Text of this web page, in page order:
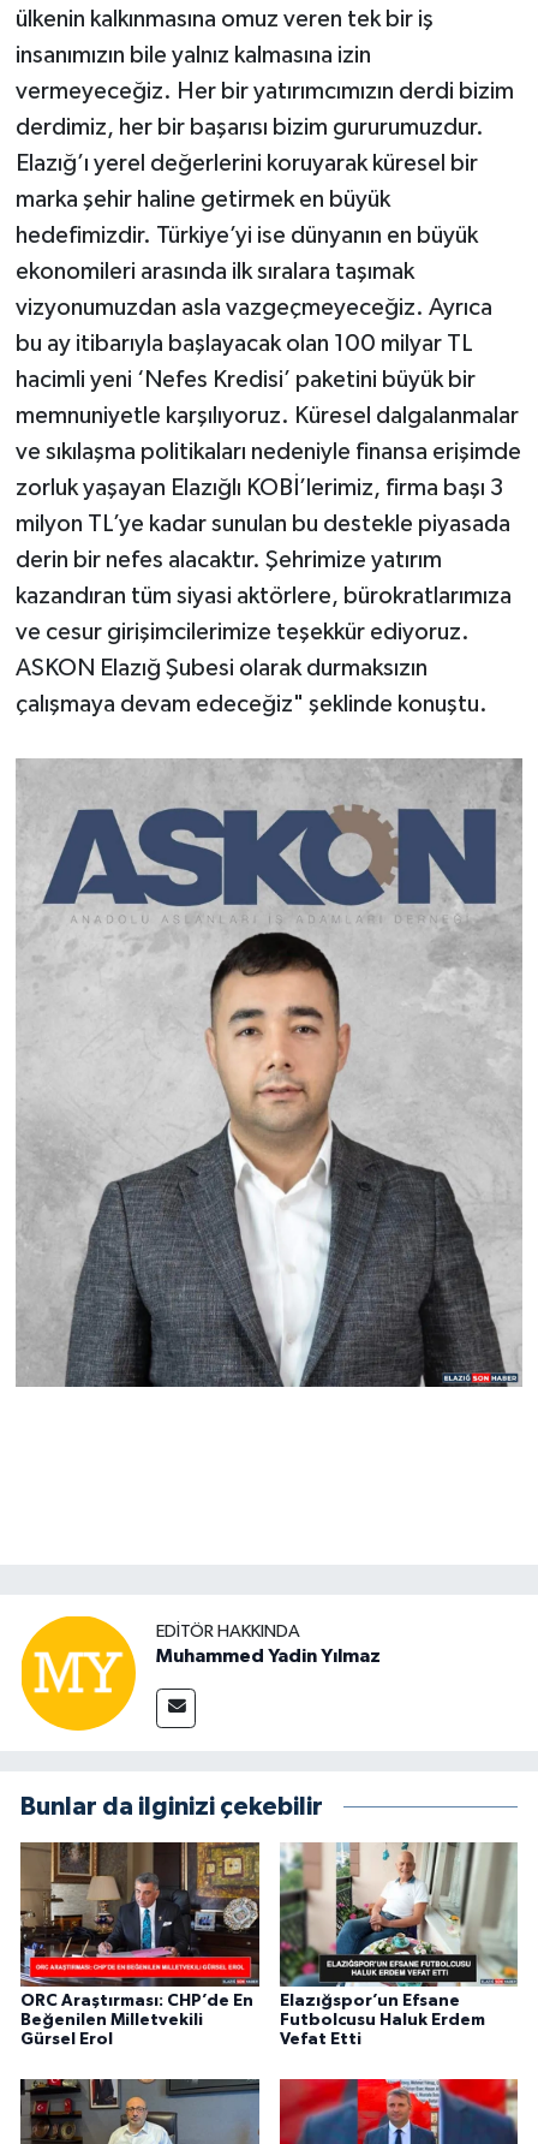
ülkenin kalkınmasına omuz veren tek bir iş
insanımızın bile yalnız kalmasına izin
vermeyeceğiz. Her bir yatırımcımızın derdi bizim
derdimiz, her bir başarısı bizim gururumuzdur.
Elazığ’ı yerel değerlerini koruyarak küresel bir
marka şehir haline getirmek en büyük
hedefimizdir. Türkiye’yi ise dünyanın en büyük
ekonomileri arasında ilk sıralara taşımak
vizyonumuzdan asla vazgeçmeyeceğiz. Ayrıca
bu ay itibarıyla başlayacak olan 100 milyar TL
hacimli yeni ‘Nefes Kredisi’ paketini büyük bir
memnuniyetle karşılıyoruz. Küresel dalgalanmalar
ve sıkılaşma politikaları nedeniyle finansa erişimde
zorluk yaşayan Elazığlı KOBİ’lerimiz, firma başı 3
milyon TL’ye kadar sunulan bu destekle piyasada
derin bir nefes alacaktır. Şehrimize yatırım
kazandıran tüm siyasi aktörlere, bürokratlarımıza
ve cesur girişimcilerimize teşekkür ediyoruz.
ASKON Elazığ Şubesi olarak durmaksızın
çalışmaya devam edeceğiz" şeklinde konuştu.
EDITÖR HAKKINDA
Muhammed Yadin Yılmaz
Bunlar da ilginizi çekebilir
ORC Araştırması: CHP’de En
Beğenilen Milletvekili
Gürsel Erol
Elazığspor’un Efsane
Futbolcusu Haluk Erdem
Vefat Etti